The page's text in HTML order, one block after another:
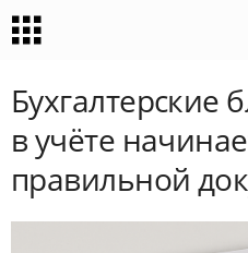
Бухгалтерские
в учёте
правильной